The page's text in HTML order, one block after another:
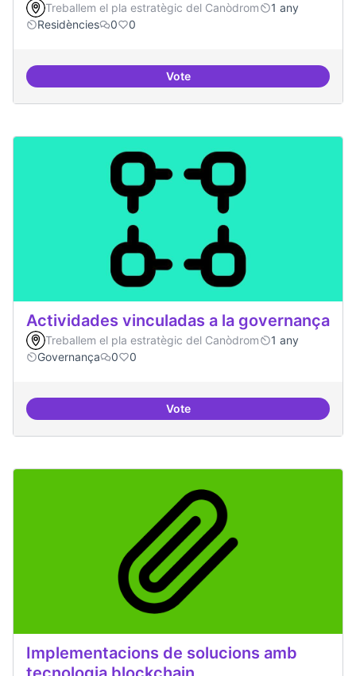
Treballem el pla estratègic del Canòdrom
1 any
Residències
0 0
VoteComunitat i continuitat
Actividades vinculadas a la governança
Treballem el pla estratègic del Canòdrom
1 any
Governança
0 0
VoteActividades vinculadas a la
Implementacions de solucions amb